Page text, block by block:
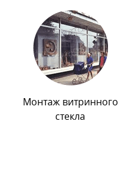
Монтаж витринного
стекла